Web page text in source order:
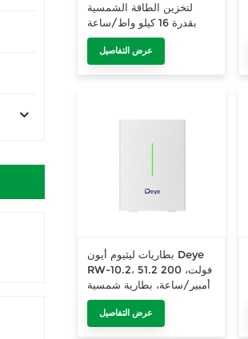
لتخزين الطاقة الشمسية
بقدرة 16 كيلو واط/ساعة
عرض التفاصيل
بطاريات ليثيوم أيون Deye
RW-10.2، 51.2 فولت، 200
أمبير/ساعة، بطارية شمسية
ليثيوم، 10.24 كيلوواط/
ساعة، تخزين الطاقة
عرض التفاصيل